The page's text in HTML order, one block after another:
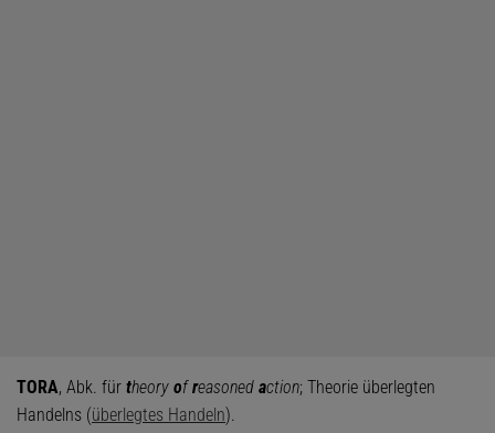
TORA, Abk. für theory ofreasoned action; Theorie überlegten
Handelns (überlegtes Handeln).